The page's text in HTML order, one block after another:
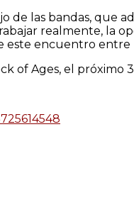
de las bandas, que
realmente, la
este encuentro entre
of Ages, el próximo